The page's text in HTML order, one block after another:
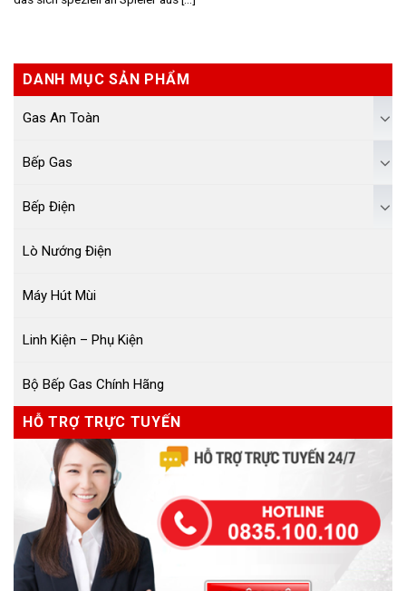
DANH MỤC SẢN PHẨM
Gas An Toàn
Bếp Gas
Bếp Điện
Lò Nướng Điện
Máy Hút Mùi
Linh Kiện – Phụ Kiện
Bộ Bếp Gas Chính Hãng
HỖ TRỢ TRỰC TUYẾN